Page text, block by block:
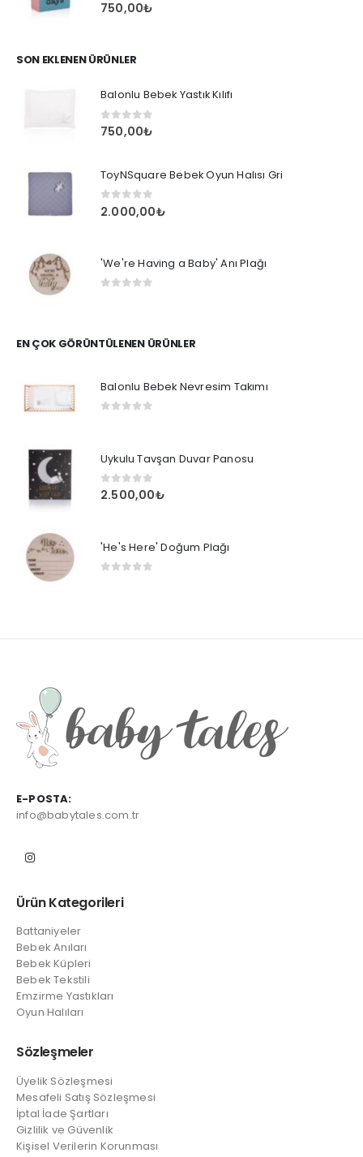
0out of 5
750,00₺
SON EKLENEN ÜRÜNLER
Balonlu Bebek Yastık Kılıfı
0out of 5
750,00₺
ToyNSquare Bebek Oyun Halısı Gri
0 out of 5
2.000,00₺
'We're Having a Baby' Anı Plağı
EN ÇOK GÖRÜNTÜLENEN ÜRÜNLER
Balonlu Bebek Nevresim Takımı
Uykulu Tavşan Duvar Panosu
0 out of 5
2.500,00₺
'He's Here' Doğum Plağı
E-POSTA:
info@babytales.com.tr
Ürün Kategorileri
Battaniyeler
Bebek Anıları
Bebek Küpleri
Bebek Tekstili
Emzirme Yastıkları
Oyun Halıları
Sözleşmeler
Üyelik Sözleşmesi
Mesafeli Satış Sözleşmesi
İptal İade Şartları
Gizlilik ve Güvenlik
Kişisel Verilerin Korunması